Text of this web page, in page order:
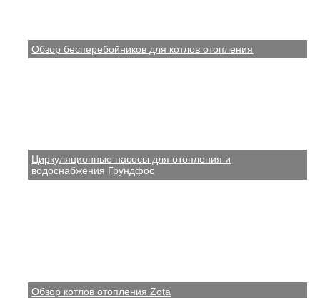
Обзор бесперебойников для котлов отопления
Циркуляционные насосы для отопления и
водоснабжения Грундфос
Обзор котлов отопления Zota